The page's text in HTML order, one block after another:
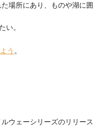
場所にあり、ものや湖に囲
い。
う 。
ウェーシリーズのリリース